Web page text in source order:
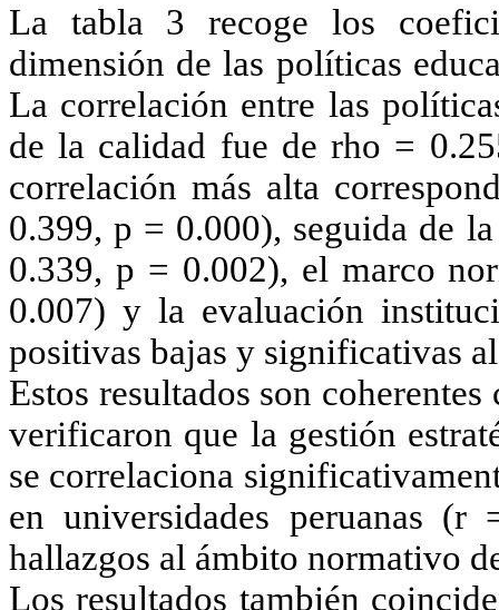
La tabla 3 recoge los
dimensión de las políticas
La correlación entre las
de la calidad fue de rho =
correlación más alta
0.399, p = 0.000), seguida de
0.339, p = 0.002), el marco
0.007) y la evaluación
positivas bajas y significativas
Estos resultados son
verificaron que la gestión
se correlaciona
en universidades peruanas
hallazgos al ámbito normativo
Los resultados también